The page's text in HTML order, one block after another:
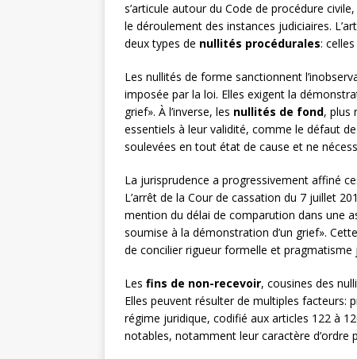
s’articule autour du Code de procédure
le déroulement des instances judiciaires.
deux types de nullités procédurales:
Les nullités de forme sanctionnent
imposée par la loi. Elles exigent la
grief». À l’inverse, les nullités de fond, plus
essentiels à leur validité, comme le défaut
soulevées en tout état de cause et ne
La jurisprudence a progressivement affiné
L’arrêt de la Cour de cassation du 7 juillet
mention du délai de comparution dans une
soumise à la démonstration d’un grief».
de concilier rigueur formelle et pragmatisme
Les fins de non-recevoir, cousines des
Elles peuvent résulter de multiples facteurs:
régime juridique, codifié aux articles 122 à
notables, notamment leur caractère d’ordre